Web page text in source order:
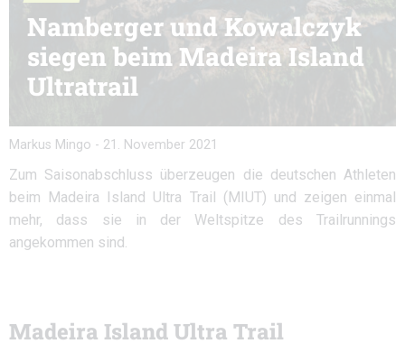
Namberger und Kowalczyk
siegen beim Madeira Island
Ultratrail
Markus Mingo - 21. November 2021
Zum Saisonabschluss überzeugen die deutschen Athleten
beim Madeira Island Ultra Trail (MIUT) und zeigen einmal
mehr, dass sie in der Weltspitze des Trailrunnings
angekommen sind.
Madeira Island Ultra Trail